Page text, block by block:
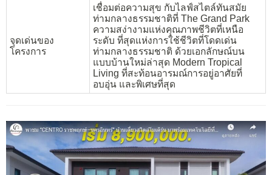
จุดเด่นของ
โครงการ
เชื่อมต่อความสุข กับไลฟ์สไตล์ทันสมัย
ท่ามกลางธรรมชาติที่ The Grand Park
ความสง่างามแห่งคุณภาพชีวิตที่เหนือ
ระดับ ที่สุดแห่งการใช้ชีวิตที่โดดเด่น
ท่ามกลางธรรมชาติ ด้วยเอกลักษณ์บน
แบบบ้านใหม่ล่าสุด Modern Tropical
Living ที่สะท้อนอารมณ์การอยู่อาศัยที่
อบอุ่น และพิเศษที่สุด